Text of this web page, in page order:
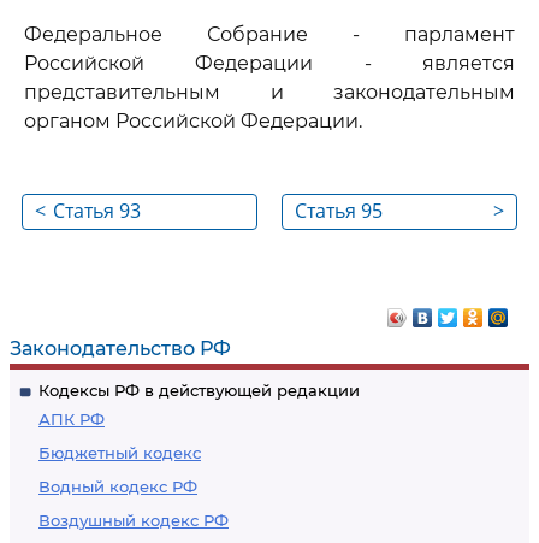
Законодательство РФ
Кодексы РФ в действующей редакции
АПК РФ
Бюджетный кодекс
Водный кодекс РФ
Воздушный кодекс РФ
Федеральное Собрание - парламент
Российской Федерации - является
представительным и законодательным
органом Российской Федерации.
< Статья 93 >
Статья 95